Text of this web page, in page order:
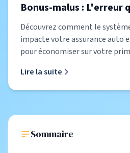
Bonus-malus : L'erreur
Découvrez comment le
impacte votre assurance auto
pour économiser sur votre
Lire la suite
Sommaire